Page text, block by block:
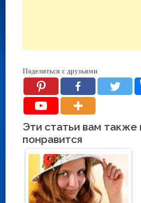
Поделиться с друзьями
Эти статьи вам также
понравится